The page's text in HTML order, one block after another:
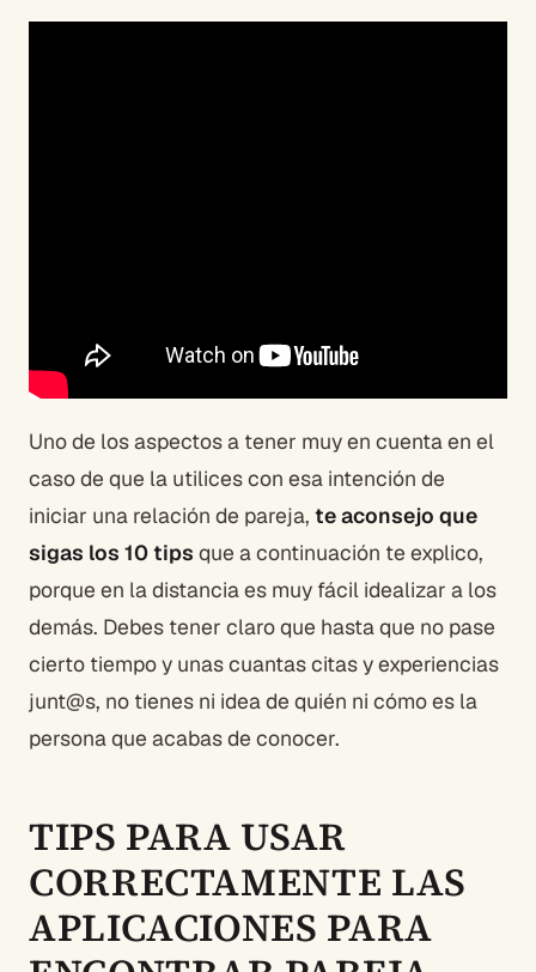
Uno de los aspectos a tener muy en cuenta en el
caso de que la utilices con esa intención de
iniciar una relación de pareja, te aconsejo que
sigas los 10 tips que a continuación te explico,
porque en la distancia es muy fácil idealizar a los
demás. Debes tener claro que hasta que no pase
cierto tiempo y unas cuantas citas y experiencias
junt@s, no tienes ni idea de quién ni cómo es la
persona que acabas de conocer.
TIPS PARA USAR
CORRECTAMENTE LAS
APLICACIONES PARA